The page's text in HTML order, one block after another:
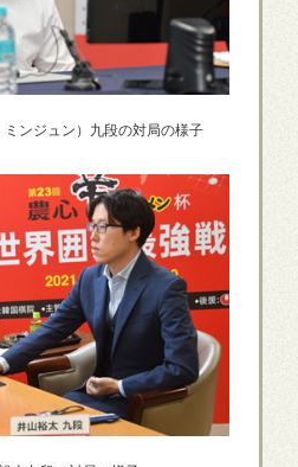
ンジュン）九段の対局の様子